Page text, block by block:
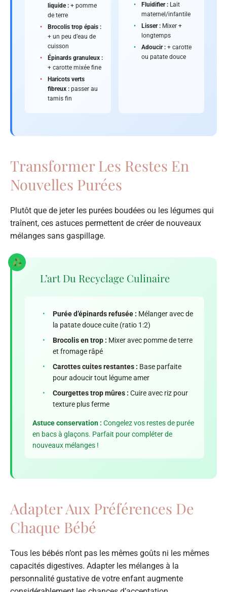
liquide : + pomme
de terre
•
Brocolis trop épais :
+ un peu d’eau de
cuisson
•
Épinards granuleux :
+ carotte mixée fine
•
Haricots verts
fibreux : passer au
tamis fin
•
Fluidifier :Lait
maternel/infantile
•
Lisser :Mixer +
longtemps
•
Adoucir :+ carotte
ou patate douce
Transformer Les Restes En
Nouvelles Purées
Plutôt que de jeter les purées boudées ou les légumes qui
traînent, ces astuces permettent de créer de nouveaux
mélanges sans gaspillage.
L’art Du Recyclage Culinaire
• Purée d’épinards refusée : Mélanger avec de
la patate douce cuite (ratio 1:2)
•
Brocolis en trop : Mixer avec pomme de terre
et fromage râpé
•
Carottes cuites restantes : Base parfaite
pour adoucir tout légume amer
•
Courgettes trop mûres : Cuire avec riz pour
texture plus ferme
Astuce conservation : Congelez vos restes de purée
en bacs à glaçons. Parfait pour compléter de
nouveaux mélanges !
Adapter Aux Préférences De
Chaque Bébé
Tous les bébés n’ont pas les mêmes goûts ni les mêmes
capacités digestives. Adapter les mélanges à la
personnalité gustative de votre enfant augmente